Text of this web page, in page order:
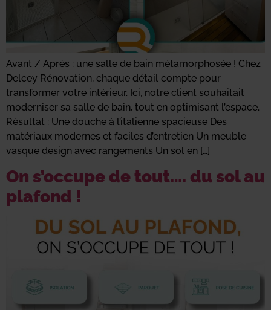
Avant / Après : une salle de bain métamorphosée ! Chez
Delcey Rénovation, chaque détail compte pour
transformer votre intérieur. Ici, notre client souhaitait
moderniser sa salle de bain, tout en optimisant l’espace.
Résultat : Une douche à l’italienne spacieuse Des
matériaux modernes et faciles d’entretien Un meuble
vasque design avec rangements Un sol en […]
On s’occupe de tout…. du sol au
plafond !